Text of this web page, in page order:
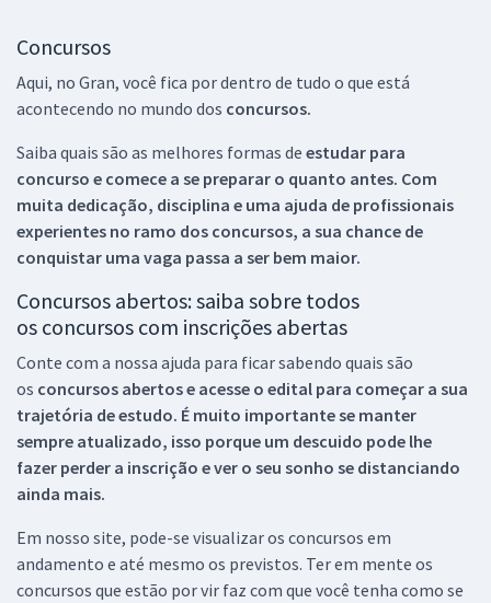
Concursos
Aqui, no Gran, você fica por dentro de tudo o que está
acontecendo no mundo dos concursos.
Saiba quais são as melhores formas de estudar para
concurso e comece a se preparar o quanto antes. Com
muita dedicação, disciplina e uma ajuda de profissionais
experientes no ramo dos concursos, a sua chance de
conquistar uma vaga passa a ser bem maior.
Concursos abertos: saiba sobre todos
os concursos com inscrições abertas
Conte com a nossa ajuda para ficar sabendo quais são
os concursos abertos e acesse o edital para começar a sua
trajetória de estudo. É muito importante se manter
sempre atualizado, isso porque um descuido pode lhe
fazer perder a inscrição e ver o seu sonho se distanciando
ainda mais.
Em nosso site, pode-se visualizar os concursos em
andamento e até mesmo os previstos. Ter em mente os
concursos que estão por vir faz com que você tenha como se